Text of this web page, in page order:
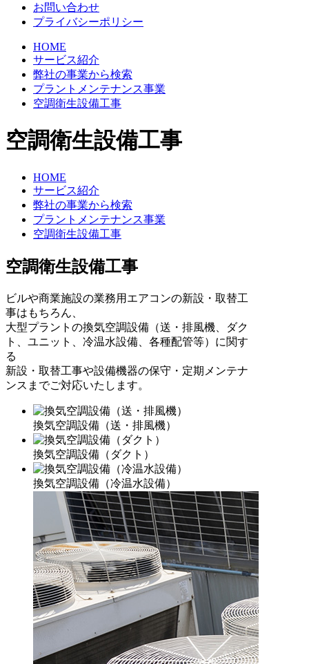
お問い合わせ
プライバシーポリシー
HOME
サービス紹介
弊社の事業から検索
プラントメンテナンス事業
空調衛生設備工事
空調衛生設備工事
HOME
サービス紹介
弊社の事業から検索
プラントメンテナンス事業
空調衛生設備工事
空調衛生設備工事
ビルや商業施設の業務用エアコンの新設・取替工
事はもちろん、
大型プラントの換気空調設備（送・排風機、ダク
ト、ユニット、冷温水設備、各種配管等）に関す
る
新設・取替工事や設備機器の保守・定期メンテナ
ンスまでご対応いたします。
換気空調設備（送・排風機）
換気空調設備（ダクト）
換気空調設備（冷温水設備）